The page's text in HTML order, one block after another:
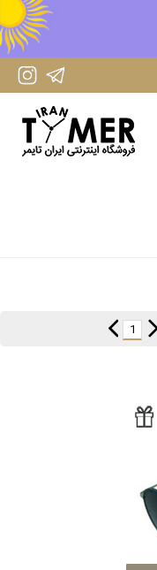
IranTimer Instagram Page
1